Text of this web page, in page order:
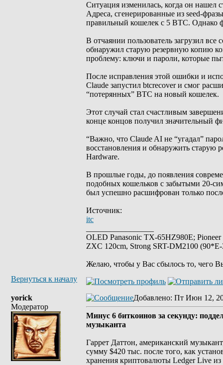
Ситуация изменилась, когда он нашел
Адреса, сгенерированные из seed-
правильный кошелек с 5 BTC. Однако
В отчаянии пользователь загрузил
обнаружил старую резервную копию
проблему: ключи и пароли, которые
После исправления этой ошибки и
Claude запустил btcrecover и смог
“потерянных” BTC на новый кошелек.
Этот случай стал счастливым
конце концов получил значительный
“Важно, что Claude AI не “угадал”
восстановления и обнаружить старую
Hardware.
В прошлые годы, до появления
подобных кошельков с забытыми 20-
был успешно расшифрован только
Источник:
itc
OLED Panasonic TX-65HZ980E;
ZXC 120cm, Strong SRT-DM2100
Желаю, чтобы у Вас сбылось то, чего
Вернуться к началу
yorick
Модератор
Добавлено: Пт Июн 12,
Минус 6 биткоинов за секунду:
музыканта
Гаррет Даттон, американский
сумму $420 тыс. после того, как
хранения криптовалюты Ledger Live